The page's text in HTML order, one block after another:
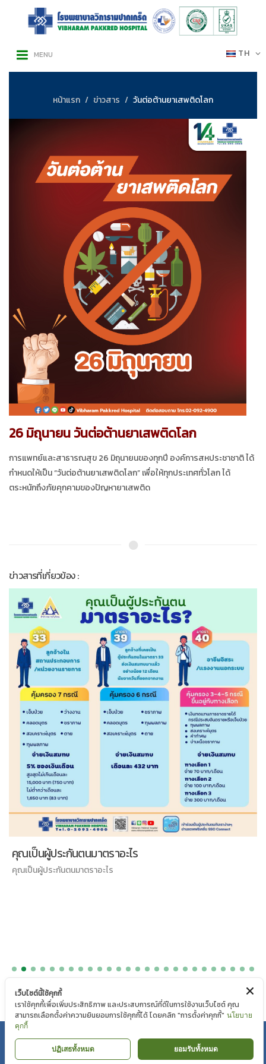
TH
MENU
หน้าแรก ข่าวสาร วันต่อต้านยาเสพติดโลก
26 มิถุนายน วันต่อต้านยาเสพติดโลก
การแพทย์และสาธารณสุข 26 มิถุนายนของทุกปี องค์การสหประชาชาติ ได้
กำหนดให้เป็น “วันต่อต้านยาเสพติดโลก” เพื่อให้ทุกประเทศทั่วโลก ได้
ตระหนักถึงภัยคุกคามของปัญหายาเสพติด
ข่าวสารที่เกี่ยวข้อง :
คุณเป็นผู้ประกันตนมาตราอะไร
คุณเป็นผู้ประกันตนมาตราอะไร
นโยบายความเป็นส่วนตัว|นโยบายคุกกี้
เว็บไซต์นี้ใช้คุกกี้
เราใช้คุกกี้เพื่อเพิ่มประสิทธิภาพ และประสบการณ์ที่ดีในการใช้งานเว็บไซต์ คุณ
สามารถเลือกตั้งค่าความยินยอมการใช้คุกกี้ได้ โดยคลิก "การตั้งค่าคุกกี้" นโยบาย
คุกกี้
ปฏิเสธทั้งหมด ยอมรับทั้งหมด